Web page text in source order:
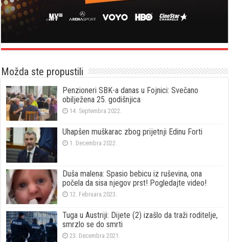
Možda ste propustili
Penzioneri SBK-a danas u Fojnici: Svečano
obilježena 25. godišnjica
14. Septembra 2022.
Uhapšen muškarac zbog prijetnji Edinu Forti
1. Decembra 2022.
Duša malena: Spasio bebicu iz ruševina, ona
počela da sisa njegov prst! Pogledajte video!
12. Februara 2023.
Tuga u Austriji: Dijete (2) izašlo da traži roditelje,
smrzlo se do smrti
23. Decembra 2021.